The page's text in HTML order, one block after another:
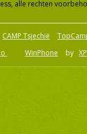
alle rechten
CAMP Tsjechië
WinPhone by